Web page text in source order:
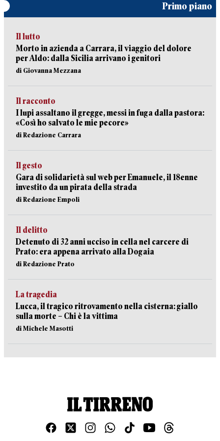
Primo piano
Il lutto
Morto in azienda a Carrara, il viaggio del dolore
per Aldo: dalla Sicilia arrivano i genitori
di Giovanna Mezzana
Il racconto
I lupi assaltano il gregge, messi in fuga dalla pastora:
«Così ho salvato le mie pecore»
di Redazione Carrara
Il gesto
Gara di solidarietà sul web per Emanuele, il 18enne
investito da un pirata della strada
di Redazione Empoli
Il delitto
Detenuto di 32 anni ucciso in cella nel carcere di
Prato: era appena arrivato alla Dogaia
di Redazione Prato
La tragedia
Lucca, il tragico ritrovamento nella cisterna: giallo
sulla morte – Chi è la vittima
di Michele Masotti